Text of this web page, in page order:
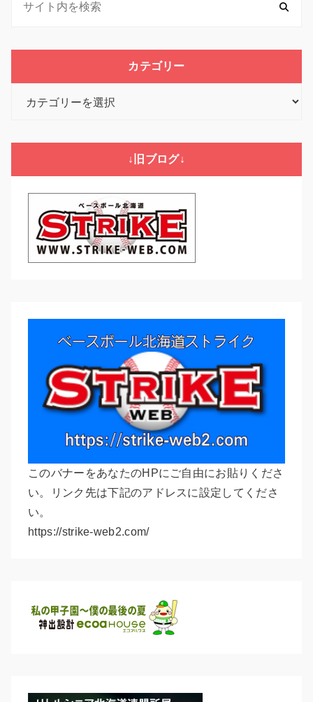
カテゴリー
↓旧ブログ↓
このバナーをあなたのHPにご自由にお貼りくださ
い。リンク先は下記のアドレスに設定してくださ
い。
https://strike-web2.com/